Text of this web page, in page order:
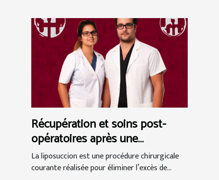
Récupération et soins post-
opératoires après une
liposuccion en Tunisie
La liposuccion est une procédure chirurgicale
courante réalisée pour éliminer l’excès de...